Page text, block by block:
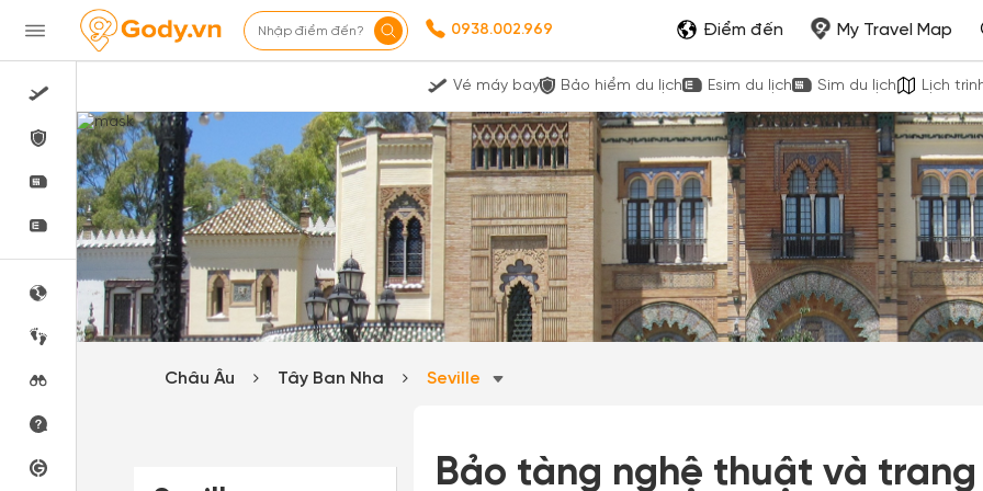
Nhập điểm đến? 0938.002.969 Điểm đến My Travel Map
Vé máy bay Bảo hiểm du lịch Esim du lịch Sim du lịch Lịch
Châu Âu Tây Ban Nha Seville
Bảo tàng nghệ thuật và